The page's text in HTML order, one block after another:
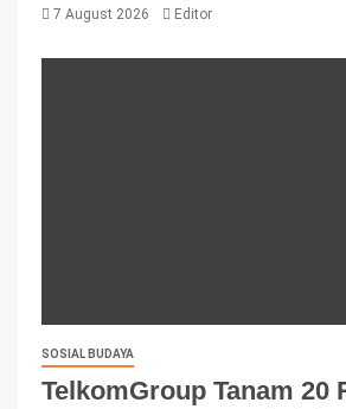
7 August 2026 Editor
SOSIAL BUDAYA
TelkomGroup Tanam 20